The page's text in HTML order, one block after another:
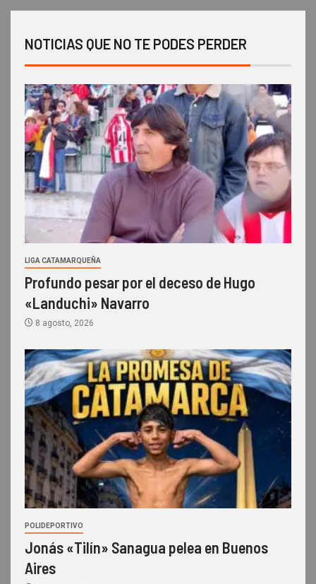
NOTICIAS QUE NO TE PODES PERDER
LIGA CATAMARQUEÑA
Profundo pesar por el deceso de Hugo
«Landuchi» Navarro
8 agosto, 2026
POLIDEPORTIVO
Jonás «Tilín» Sanagua pelea en Buenos
Aires